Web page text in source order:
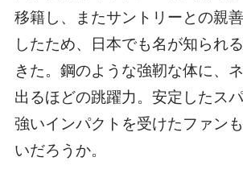
移籍し、またサントリーとの親
したため、日本でも名が知られ
きた。鋼のような強靭な体に、
出るほどの跳躍力。安定したス
強いインパクトを受けたファン
いだろうか。